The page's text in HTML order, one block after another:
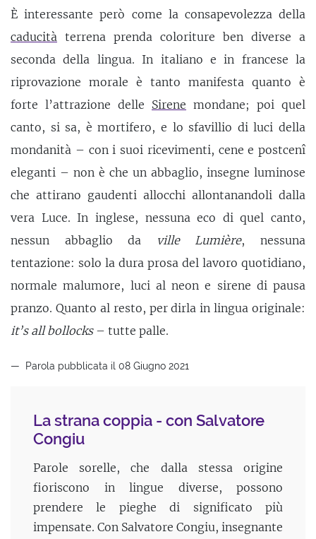
È interessante però come la consapevolezza della
caducità terrena prenda coloriture ben diverse a
seconda della lingua. In italiano e in francese la
riprovazione morale è tanto manifesta quanto è
forte l’attrazione delle Sirene mondane; poi quel
canto, si sa, è mortifero, e lo sfavillio di luci della
mondanità – con i suoi ricevimenti, cene e postcenî
eleganti – non è che un abbaglio, insegne luminose
che attirano gaudenti allocchi allontanandoli dalla
vera Luce. In inglese, nessuna eco di quel canto,
nessun abbaglio da
ville Lumière, nessuna
tentazione: solo la dura prosa del lavoro quotidiano,
normale malumore, luci al neon e sirene di pausa
pranzo. Quanto al resto, per dirla in lingua originale:
it’s all bollocks– tutte palle.
Parola pubblicata il 08 Giugno 2021
La strana coppia - con Salvatore
Congiu
Parole sorelle, che dalla stessa origine
fioriscono in lingue diverse, possono
prendere le pieghe di significato più
impensate. Con Salvatore Congiu, insegnante